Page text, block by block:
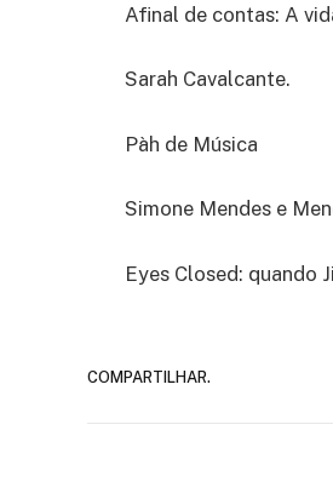
Afinal de contas: A
Sarah Cavalcante.
Pàh de Música
Simone Mendes e
Eyes Closed: quando
COMPARTILHAR.